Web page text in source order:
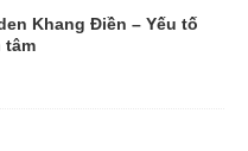
Khang Điền – Yếu tố
tâm